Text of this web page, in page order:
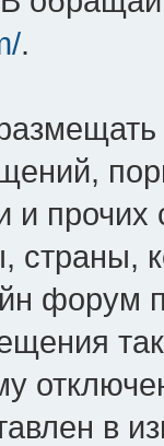
.
и
форум
в